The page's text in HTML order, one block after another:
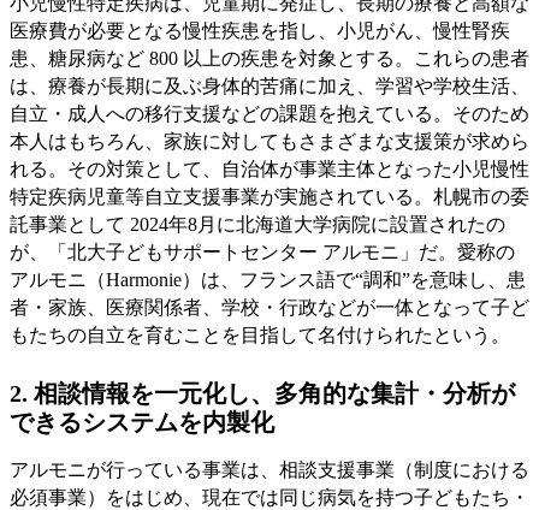
医療費が必要となる慢性疾患を指し、小児がん、慢性腎疾
患、糖尿病など 800 以上の疾患を対象とする。これらの患者
は、療養が長期に及ぶ身体的苦痛に加え、学習や学校生活、
自立・成人への移行支援などの課題を抱えている。そのため
本人はもちろん、家族に対してもさまざまな支援策が求めら
れる。その対策として、自治体が事業主体となった小児慢性
特定疾病児童等自立支援事業が実施されている。札幌市の委
託事業として 2024年8月に北海道大学病院に設置されたの
が、「北大子どもサポートセンター アルモニ」だ。愛称の
アルモニ（Harmonie）は、フランス語で“調和”を意味し、患
者・家族、医療関係者、学校・行政などが一体となって子ど
もたちの自立を育むことを目指して名付けられたという。
2. 相談情報を一元化し、多角的な集計・分析が
できるシステムを内製化
アルモニが行っている事業は、相談支援事業（制度における
必須事業）をはじめ、現在では同じ病気を持つ子どもたち・